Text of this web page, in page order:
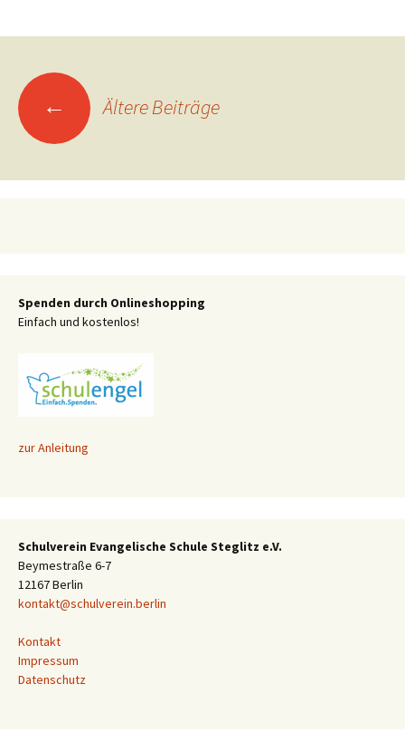
Beitragsnavigation
← Ältere Beiträge
Spenden durch Onlineshopping
Einfach und kostenlos!
zur Anleitung
Schulverein Evangelische Schule Steglitz e.V.
Beymestraße 6-7
12167 Berlin
kontakt@schulverein.berlin
Kontakt
Impressum
Datenschutz